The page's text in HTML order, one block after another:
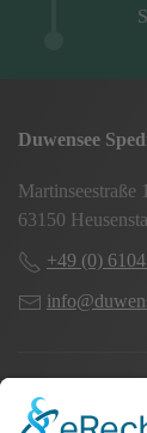
Duwensee
Martinseestraße 1
63150
+49 (0)
Spezialisten für: